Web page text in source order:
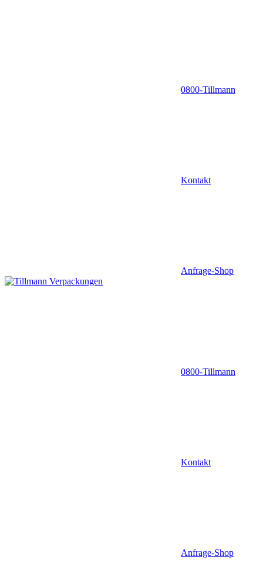
0800-Tillmann
Kontakt
Anfrage-Shop
0800-Tillmann
Kontakt
Anfrage-Shop